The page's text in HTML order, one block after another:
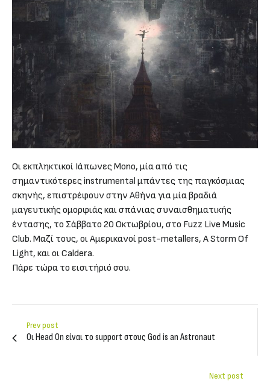
Οι εκπληκτικοί Ιάπωνες Mono, μία από τις
σημαντικότερες instrumental μπάντες της παγκόσμιας
σκηνής, επιστρέφουν στην Αθήνα για μία βραδιά
μαγευτικής ομορφιάς και σπάνιας συναισθηματικής
έντασης, το Σάββατο 20 Οκτωβρίου, στο Fuzz Live Music
Club. Μαζί τους, οι Αμερικανοί post-metallers, A Storm Of
Light, και οι Caldera.
Πάρε τώρα το εισιτήριό σου.
Prev post
Oι Ηead On είναι το support στους God is an Astronaut
Next post